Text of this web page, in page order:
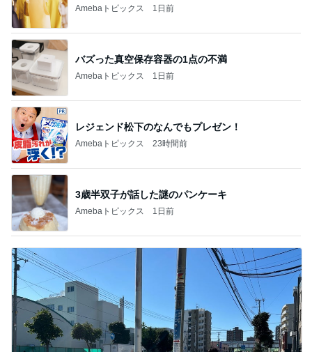
Amebaトピックス 1日前
バズった真空保存容器の1点の不満
Amebaトピックス 1日前
レジェンド松下のなんでもプレゼン！
Amebaトピックス 23時間前
3歳半双子が話した謎のパンケーキ
Amebaトピックス 1日前